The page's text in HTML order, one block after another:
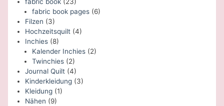
fabric book pages(6)
Filzen (3)
Hochzeitsquilt(4)
Inchies(8)
Kalender Inchies(2)
Twinchies(2)
Journal Quilt(4)
Kinderkleidung(3)
Kleidung(1)
Nähen (9)